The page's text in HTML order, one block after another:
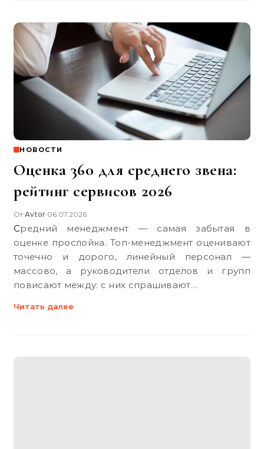
НОВОСТИ
Оценка 360 для среднего звена:
рейтинг сервисов 2026
ОтAvtor•06.07.2026
Средний менеджмент — самая забытая в
оценке прослойка. Топ-менеджмент оценивают
точечно и дорого, линейный персонал —
массово, а руководители отделов и групп
повисают между: с них спрашивают…
Читать далее